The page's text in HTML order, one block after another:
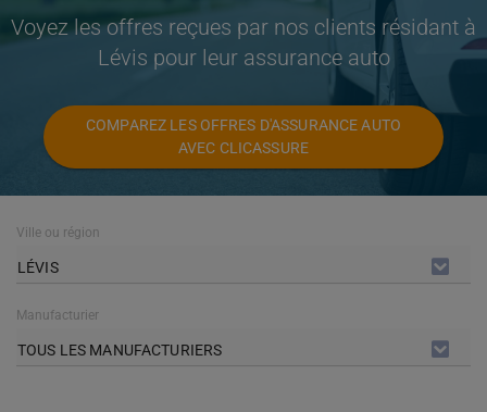
Voyez les offres reçues par nos clients résidant à
Lévis pour leur assurance auto
COMPAREZ LES OFFRES D'ASSURANCE AUTO
AVEC CLICASSURE
Ville ou région
LÉVIS
Manufacturier
TOUS LES MANUFACTURIERS